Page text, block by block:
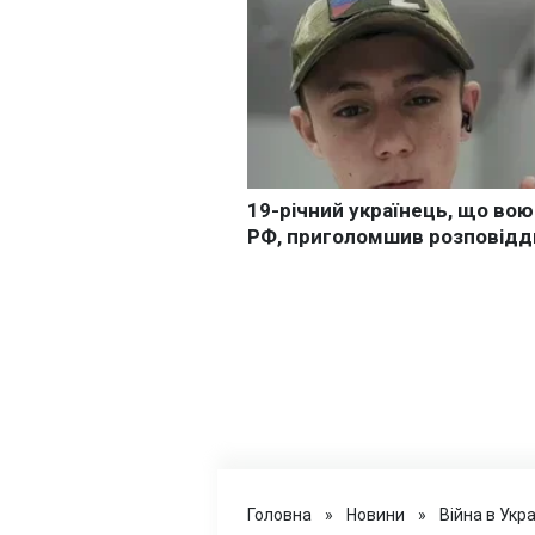
Головна » Новини » Війна в